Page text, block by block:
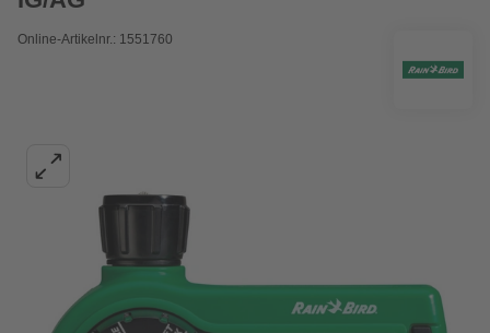
Online-Artikelnr.: 1551760